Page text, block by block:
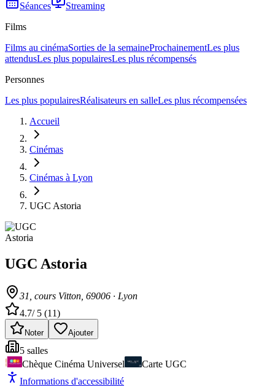
Séances
Streaming
Films
Films au cinémaSorties de la semaineProchainementLes plus
attendusLes plus populairesLes plus récompensés
Personnes
Les plus populairesRéalisateurs en salleLes plus récompensées
Accueil
Cinémas
Cinémas à Lyon
UGC Astoria
UGC Astoria
31, cours Vitton , 69006 · Lyon
4.7/ 5 (11)
Noter Ajouter
5 salles
Chèque Cinéma Universel
Carte UGC
Informations d'accessibilité